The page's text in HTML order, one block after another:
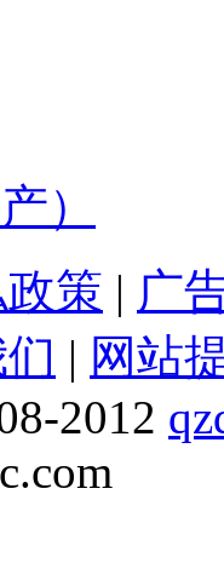
）
策 | 广
| 网站
2012